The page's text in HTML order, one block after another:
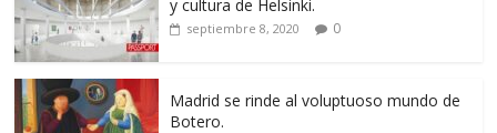
y cultura de Helsinki.
septiembre 8, 2020 0
Madrid se rinde al voluptuoso mundo de
Botero.